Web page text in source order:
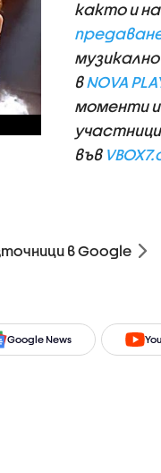
както и на
вNOVA
моменти и
във
в Google
Google News